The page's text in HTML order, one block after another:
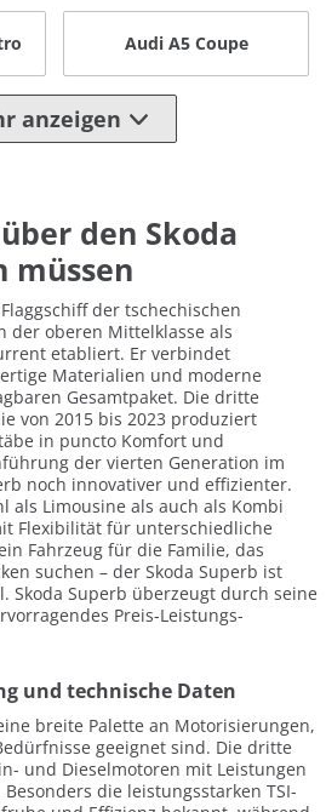
Audi A5 Coupe
anzeigen
den Skoda
müssen
der tschechischen
der oberen Mittelklasse als
etabliert. Er verbindet
Materialien und moderne
Gesamtpaket. Die dritte
von 2015 bis 2023 produziert
in puncto Komfort und
der vierten Generation im
noch innovativer und effizienter.
als Limousine als auch als Kombi
Flexibilität für unterschiedliche
Fahrzeug für die Familie, das
suchen – der Skoda Superb ist
Skoda Superb überzeugt durch seine
Preis-Leistungs-
und technische Daten
breite Palette an Motorisierungen,
geeignet sind. Die dritte
und Dieselmotoren mit Leistungen
die leistungsstarken TSI-